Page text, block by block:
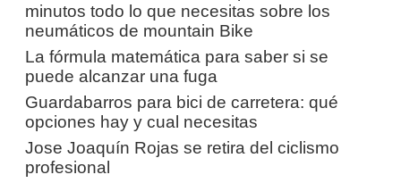
minutos todo lo que necesitas sobre los
neumáticos de mountain Bike
La fórmula matemática para saber si se
puede alcanzar una fuga
Guardabarros para bici de carretera: qué
opciones hay y cual necesitas
Jose Joaquín Rojas se retira del ciclismo
profesional